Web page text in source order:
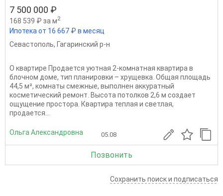
7 500 000 ₽
168 539 ₽ за м2
Ипотека от 16 667 ₽ в месяц
Севастополь, Гагаринский р-н
О квартире Продается уютная 2-комнатная квартира в
блочном доме, тип планировки – хрущевка. Общая площадь
44,5 м², комнаты смежные, выполнен аккуратный
косметический ремонт. Высота потолков 2,6 м создает
ощущение простора. Квартира теплая и светлая,
продается...
Ольга Александровна 05.08
Позвонить
Сохранить поиск и подписаться